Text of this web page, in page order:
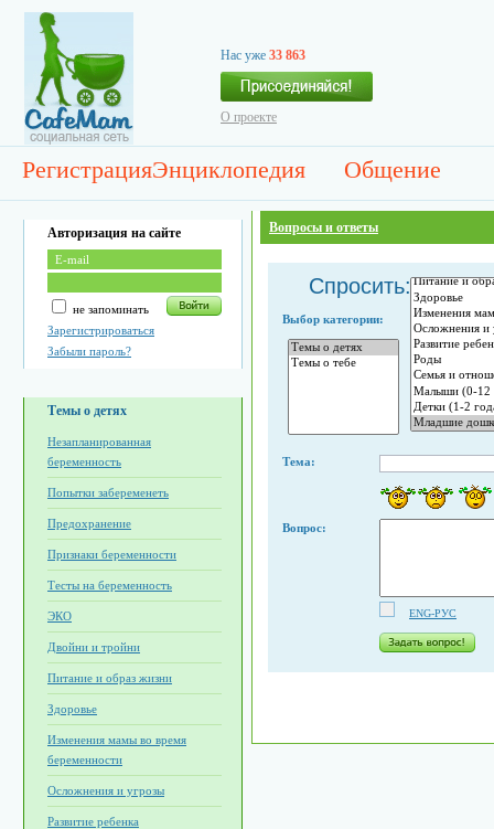
Нас уже 33 863
О проекте
РегистрацияЭнциклопедия Общение
Авторизация на сайте
не запоминать
Зарегистрироваться
Забыли пароль?
Темы о детях
Незапланированная
беременность
Попытки забеременеть
Предохранение
Признаки беременности
Тесты на беременность
ЭКО
Двойни и тройни
Питание и образ жизни
Здоровье
Изменения мамы во время
беременности
Осложнения и угрозы
Развитие ребенка
Вопросы и ответы
Спросить:
Выбор категории:
Тема:
Вопрос:
ENG-РУС